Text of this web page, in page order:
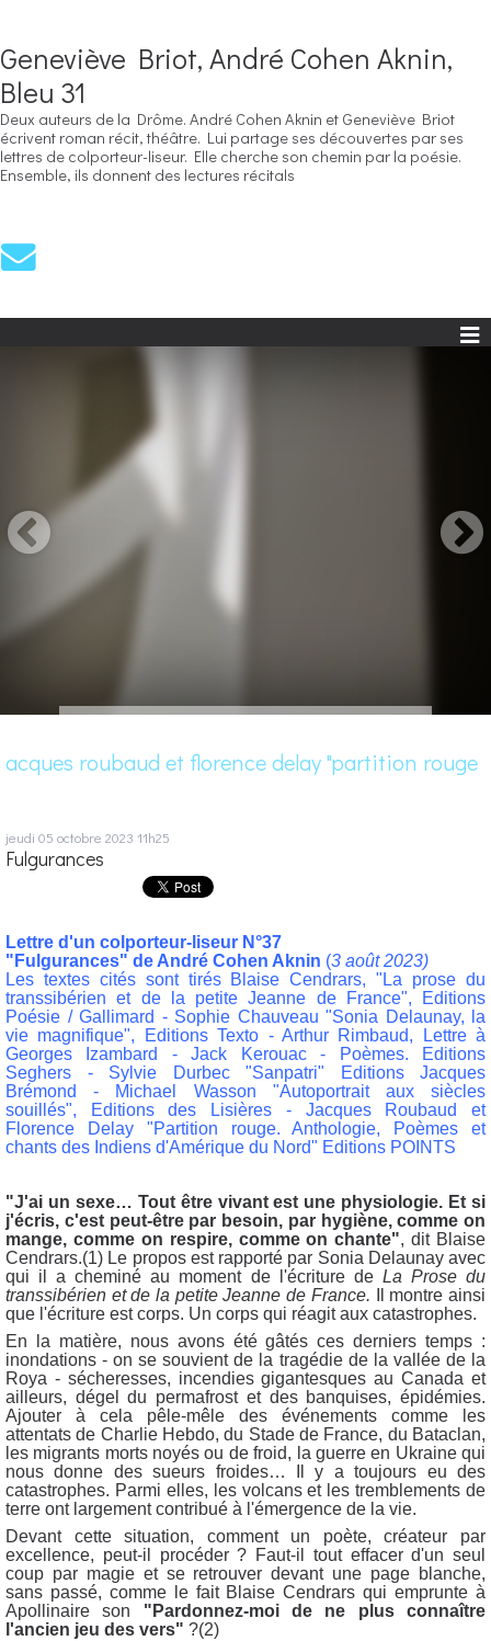
Geneviève Briot, André Cohen Aknin,
Bleu 31
Deux auteurs de la Drôme. André Cohen Aknin et Geneviève Briot
écrivent roman récit, théâtre. Lui partage ses découvertes par ses
lettres de colporteur-liseur. Elle cherche son chemin par la poésie.
Ensemble, ils donnent des lectures récitals
acques roubaud et florence delay "partition rouge
jeudi 05 octobre 2023 11h25
Fulgurances
Lettre d'un colporteur-liseur N°37
"Fulgurances" de André Cohen Aknin (3 août 2023)
Les textes cités sont tirés Blaise Cendrars, "La prose du
transsibérien et de la petite Jeanne de France", Editions
Poésie / Gallimard - Sophie Chauveau "Sonia Delaunay, la
vie magnifique", Editions Texto - Arthur Rimbaud, Lettre à
Georges Izambard -Jack Kerouac - Poèmes. Editions
Seghers - Sylvie Durbec "Sanpatri" Editions Jacques
Brémond - Michael Wasson "Autoportrait aux siècles
souillés", Editions des Lisières - Jacques Roubaud et
Florence Delay "Partition rouge. Anthologie, Poèmes et
chants des Indiens d'Amérique du Nord" Editions POINTS
"J'ai un sexe… Tout être vivant est une physiologie. Et si
j'écris, c'est peut-être par besoin, par hygiène, comme on
mange, comme on respire, comme on chante", dit Blaise
Cendrars.(1) Le propos est rapporté par Sonia Delaunay avec
qui il a cheminé au moment de l'écriture de La Prose du
transsibérien et de la petite Jeanne de France. Il montre ainsi
que l'écriture est corps. Un corps qui réagit aux catastrophes.
En la matière, nous avons été gâtés ces derniers temps :
inondations - on se souvient de la tragédie de la vallée de la
Roya - sécheresses, incendies gigantesques au Canada et
ailleurs, dégel du permafrost et des banquises, épidémies.
Ajouter à cela pêle-mêle des événements comme les
attentats de Charlie Hebdo, du Stade de France, du Bataclan,
les migrants morts noyés ou de froid, la guerre en Ukraine qui
nous donne des sueurs froides… Il y a toujours eu des
catastrophes. Parmi elles, les volcans et les tremblements de
terre ont largement contribué à l'émergence de la vie.
Devant cette situation, comment un poète, créateur par
excellence, peut-il procéder ? Faut-il tout effacer d'un seul
coup par magie et se retrouver devant une page blanche,
sans passé, comme le fait Blaise Cendrars qui emprunte à
Apollinaire son "Pardonnez-moi de ne plus connaître
l'ancien jeu des vers" ?(2)